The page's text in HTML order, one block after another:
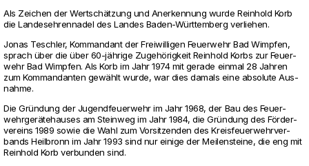
Als Zei­chen der Wertschätzung und Aner­ken­nung wurde Rein­hold Korb
die Lan­des­eh­ren­nadel des Landes Baden-Württem­berg ver­liehen.
Jonas Teschler, Kom­man­dant der Frei­wil­ligen Feu­er­wehr Bad Wimpfen,
sprach über die über 60-jährige Zugehörig­keit Rein­hold Korbs zur Feu­er­
wehr Bad Wimpfen. Als Korb im Jahr 1974 mit gerade einmal 28 Jahren
zum Kom­man­danten gewählt wurde, war dies damals eine abso­lute Aus­
nahme.
Die Gründung der Jugend­feu­er­wehr im Jahr 1968, der Bau des Feu­er­
wehrgerätehauses am Steinweg im Jahr 1984, die Gründung des Förder­
ver­eins 1989 sowie die Wahl zum Vor­sit­zenden des Kreis­feu­er­wehr­ver­
bands Heil­bronn im Jahr 1993 sind nur einige der Mei­len­steine, die eng mit
Rein­hold Korb ver­bunden sind.